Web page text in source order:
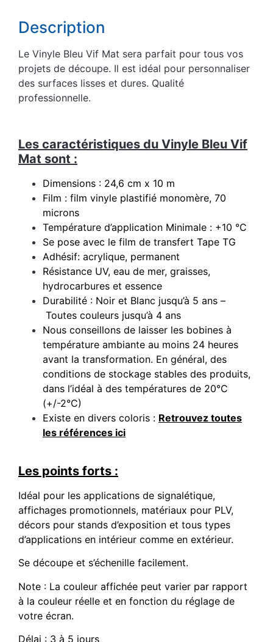
Description
Le Vinyle Bleu Vif Mat sera parfait pour tous vos
projets de découpe. Il est idéal pour personnaliser
des surfaces lisses et dures. Qualité
professionnelle.
Les caractéristiques du Vinyle Bleu Vif
Mat sont :
Dimensions : 24,6 cm x 10 m
Film : film vinyle plastifié monomère, 70
microns
Température d’application Minimale : +10 °C
Se pose avec le film de transfert Tape TG
Adhésif: acrylique, permanent
Résistance UV, eau de mer, graisses,
hydrocarbures et essence
Durabilité : Noir et Blanc jusqu’à 5 ans –
Toutes couleurs jusqu’à 4 ans
Nous conseillons de laisser les bobines à
température ambiante au moins 24 heures
avant la transformation. En général, des
conditions de stockage stables des produits,
dans l’idéal à des températures de 20°C
(+/-2°C)
Existe en divers coloris : Retrouvez toutes
les références ici
Les points forts :
Idéal pour les applications de signalétique,
affichages promotionnels, matériaux pour PLV,
décors pour stands d’exposition et tous types
d’applications en intérieur comme en extérieur.
Se découpe et s’échenille facilement.
Note : La couleur affichée peut varier par rapport
à la couleur réelle et en fonction du réglage de
votre écran.
Délai : 3 à 5 jours